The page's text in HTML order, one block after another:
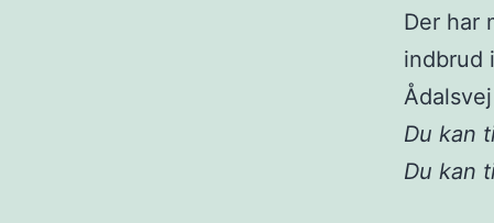
Der har
indbrud
Du kan
Du kan